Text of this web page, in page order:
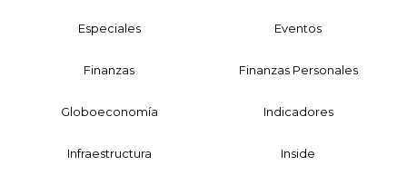
Especiales Eventos
Finanzas Finanzas Personales
Globoeconomía Indicadores
Infraestructura Inside